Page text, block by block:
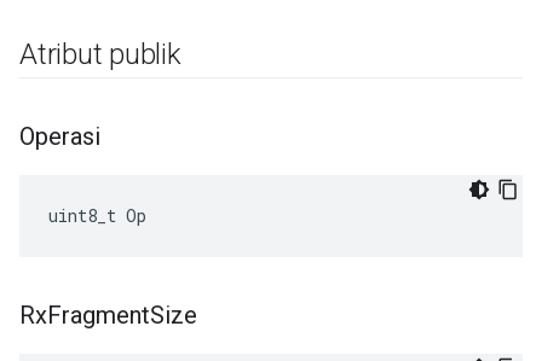
Atribut publik
Operasi
uint8_t Op
RxFragmentSize